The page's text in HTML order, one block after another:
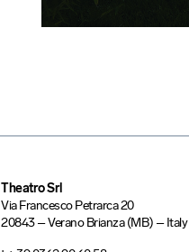
Theatro Srl
Via Francesco Petrarca 20
20843 – Verano Brianza (MB) – Italy